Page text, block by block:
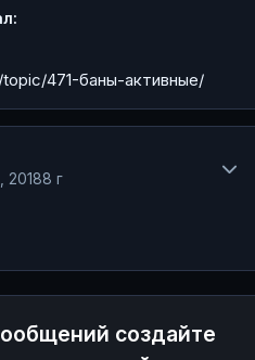
471-баны-активные/
20188 г
создайте